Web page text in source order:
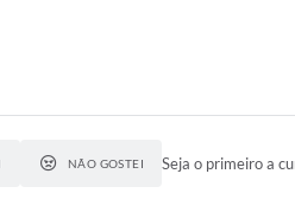
NÃO GOSTEI Seja o primeiro a